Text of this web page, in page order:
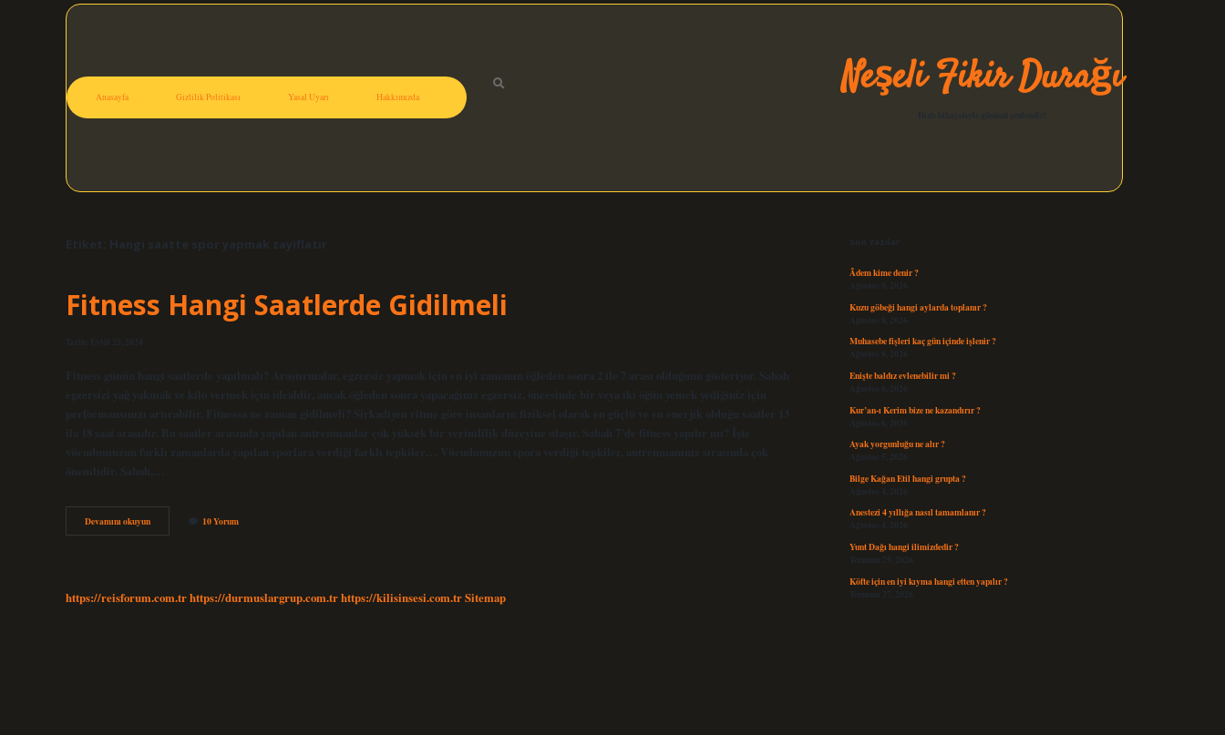
Anasayfa Gizlilik Politikası Yasal Uyarı Hakkımızda Neşeli Fikir Durağı
Etiket: Hangi saatte spor yapmak zayiflatır
Fitness Hangi Saatlerde Gidilmeli
Tarih: Eylül 25, 2024
Fitness günün hangi saatlerde yapılmalı? Araştırmalar, egzersiz yapmak için en iyi zamanın öğleden sonra 2 ile 7 arası olduğunu gösteriyor. Sabah
egzersizi yağ yakmak ve kilo vermek için idealdir, ancak öğleden sonra yapacağınız egzersiz, öncesinde bir veya iki öğün yemek yediğiniz için
performansınızı artırabilir. Fitnessa ne zaman gidilmeli? Sirkadiyen ritme göre insanların fiziksel olarak en güçlü ve en enerjik olduğu saatler 13
ila 18 saat arasıdır. Bu saatler arasında yapılan antrenmanlar çok yüksek bir verimlilik düzeyine ulaşır. Sabah 7’de fitness yapılır mı? İşte
vücudumuzun farklı zamanlarda yapılan sporlara verdiği farklı tepkiler… Vücudunuzun spora verdiği tepkiler, antrenmanınız sırasında çok
önemlidir. Sabah,…
Devamını okuyunFitness
Hangi
10 Yorum
https://reisforum.com.trhttps://durmuslargrup.com.trhttps://kilisinsesi.com.trSitemap
Son Yazılar
Âdem kime denir ?
Ağustos 9, 2026
Kuzu göbeği hangi aylarda toplanır ?
Ağustos 8, 2026
Muhasebe fişleri kaç gün içinde işlenir ?
Ağustos 8, 2026
Enişte baldız evlenebilir mi ?
Ağustos 6, 2026
Kur’an-ı Kerim bize ne kazandırır ?
Ağustos 6, 2026
Ayak yorgunluğu ne alır ?
Ağustos 5, 2026
Bilge Kağan Etil hangi grupta ?
Ağustos 4, 2026
Anestezi 4 yıllığa nasıl tamamlanır ?
Ağustos 4, 2026
Yunt Dağı hangi ilimizdedir ?
Temmuz 29, 2026
Köfte için en iyi kıyma hangi etten yapılır ?
Temmuz 27, 2026